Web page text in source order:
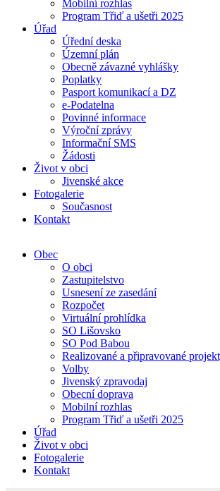
Mobilní rozhlas
Program Třiď a ušetři 2025
Úřad
Úřední deska
Územní plán
Obecně závazné vyhlášky
Poplatky
Pasport komunikací a DZ
e-Podatelna
Povinné informace
Výroční zprávy
Informační SMS
Žádosti
Život v obci
Jivenské akce
Fotogalerie
Současnost
Kontakt
Obec
O obci
Zastupitelstvo
Usnesení ze zasedání
Rozpočet
Virtuální prohlídka
SO Lišovsko
SO Pod Babou
Realizované a připravované
Volby
Jivenský zpravodaj
Obecní doprava
Mobilní rozhlas
Program Třiď a ušetři 2025
Úřad
Život v obci
Fotogalerie
Kontakt